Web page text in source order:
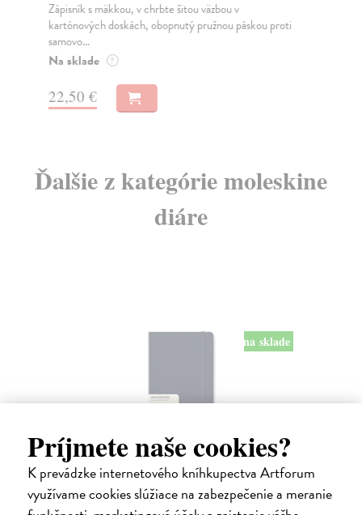
Príjmete naše cookies?
K prevádzke internetového kníhkupectva Artforum
využívame cookies slúžiace na zabezpečenie a meranie
Zápisník s mäkkou, v chrbte šitou väzbou v
kartónových doskách, obopnutý pružnou páskou proti
samovo...
Na sklade ?
22,50 €
Ďalšie z kategórie moleskine
diáre
na sklade
Diár Moleskine 2026 - tvrdé dosky, L,
týždenný, modrý
13 x 21 cm| Zápisník Moleskine